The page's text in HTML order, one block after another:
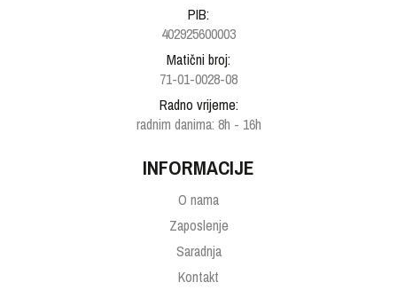
PIB:
402925600003
Matični broj:
71-01-0028-08
Radno vrijeme:
radnim danima: 8h - 16h
INFORMACIJE
O nama
Zaposlenje
Saradnja
Kontakt